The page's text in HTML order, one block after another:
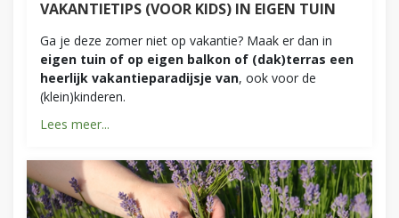
VAKANTIETIPS (VOOR KIDS) IN EIGEN TUIN
Ga je deze zomer niet op vakantie? Maak er dan in
eigen tuin of op eigen balkon of (dak)terras een
heerlijk vakantieparadijsje van, ook voor de
(klein)kinderen.
Lees meer...